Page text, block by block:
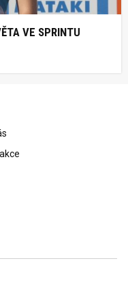
VE SPRINTU